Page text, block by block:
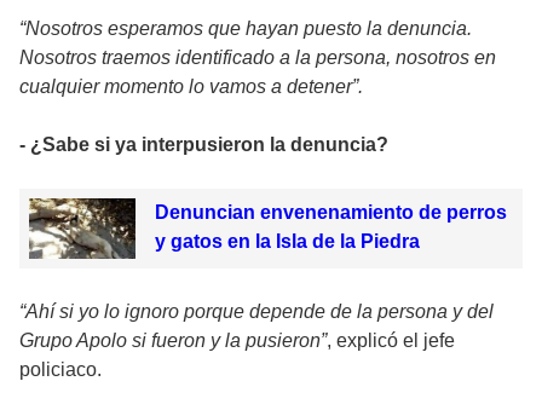
“Nosotros esperamos que hayan puesto la denuncia.
Nosotros traemos identificado a la persona, nosotros en
cualquier momento lo vamos a detener”.
- ¿Sabe si ya interpusieron la denuncia?
Denuncian envenenamiento de perros
y gatos en la Isla de la Piedra
“Ahí si yo lo ignoro porque depende de la persona y del
Grupo Apolo si fueron y la pusieron”, explicó el jefe
policiaco.